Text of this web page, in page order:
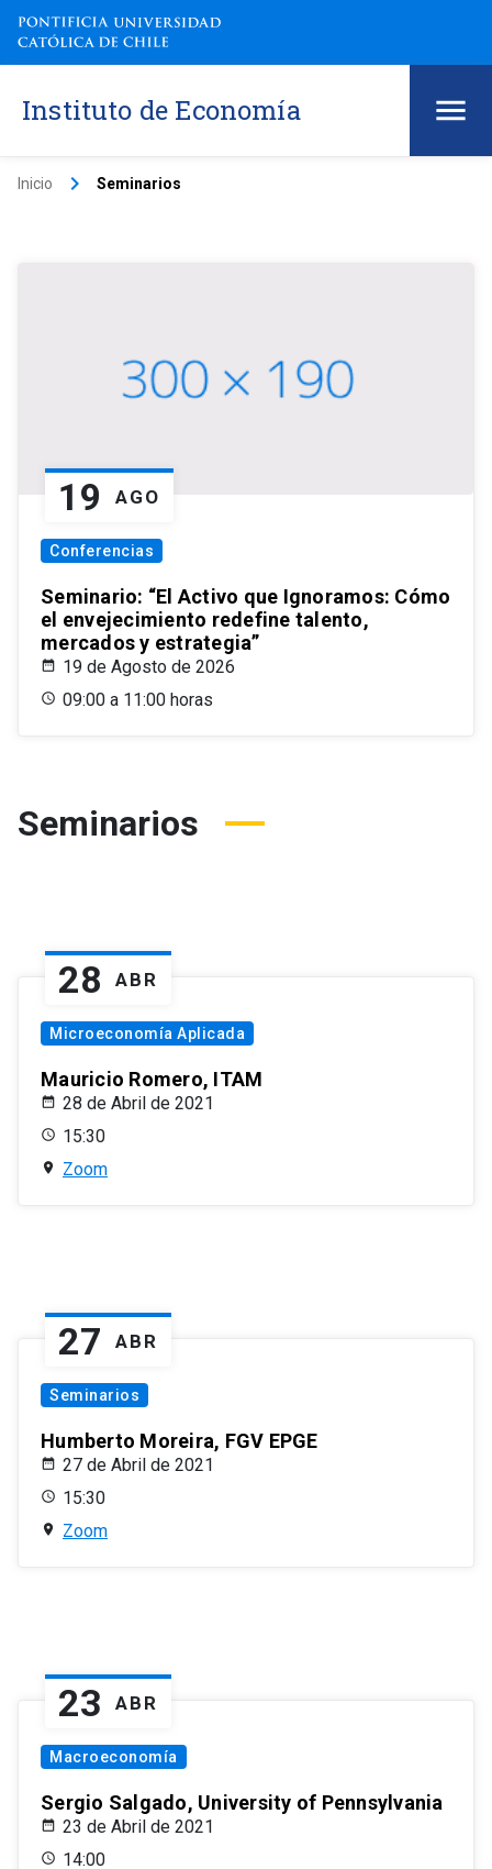
Instituto de Economía
Inicio keyboard_arrow_right Seminarios
19 AGO
Conferencias
Seminario: “El Activo que Ignoramos: Cómo
el envejecimiento redefine talento,
mercados y estrategia”
19 de Agosto de 2026
09:00 a 11:00 horas
Seminarios
28 ABR
Microeconomía Aplicada
Mauricio Romero, ITAM
28 de Abril de 2021
15:30
Zoom
27 ABR
Seminarios
Humberto Moreira, FGV EPGE
27 de Abril de 2021
15:30
Zoom
23 ABR
Macroeconomía
Sergio Salgado, University of Pennsylvania
23 de Abril de 2021
14:00